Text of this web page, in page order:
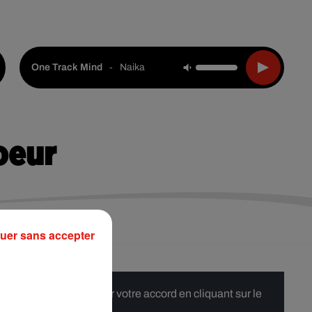
One Track Mind - Naika
de nous donner votre accord en cliquant sur le
sans accepter